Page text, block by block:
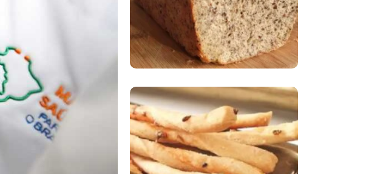
Comer Bem:
Palitinhos De Cebola
E Salsa